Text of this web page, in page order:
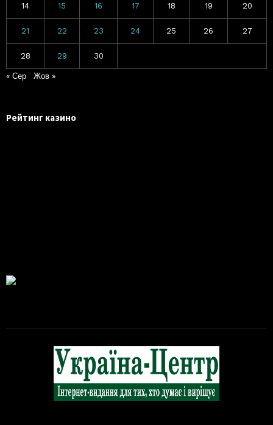
14 15 16 17 18 19 20
21 22 23 24 25 26 27
28 29 30
« Сер Жов »
Рейтинг казино